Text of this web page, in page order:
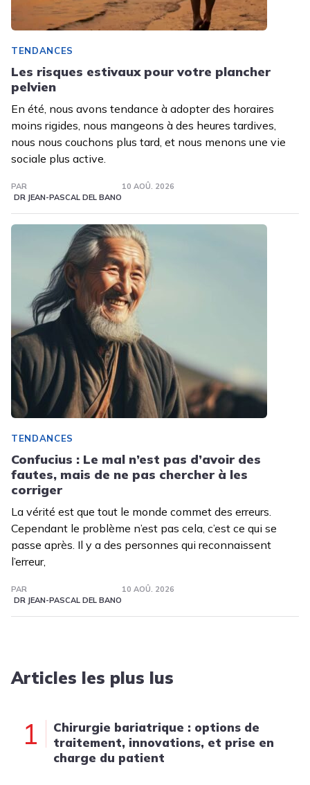
TENDANCES
Les risques estivaux pour votre plancher
pelvien
En été, nous avons tendance à adopter des horaires
moins rigides, nous mangeons à des heures tardives,
nous nous couchons plus tard, et nous menons une vie
sociale plus active.
PAR
DR JEAN-PASCAL DEL BANO
10 AOÛ. 2026
TENDANCES
Confucius : Le mal n’est pas d’avoir des
fautes, mais de ne pas chercher à les
corriger
La vérité est que tout le monde commet des erreurs.
Cependant le problème n’est pas cela, c’est ce qui se
passe après. Il y a des personnes qui reconnaissent
l’erreur,
PAR
DR JEAN-PASCAL DEL BANO
10 AOÛ. 2026
Articles les plus lus
1
Chirurgie bariatrique : options de
traitement, innovations, et prise en
charge du patient